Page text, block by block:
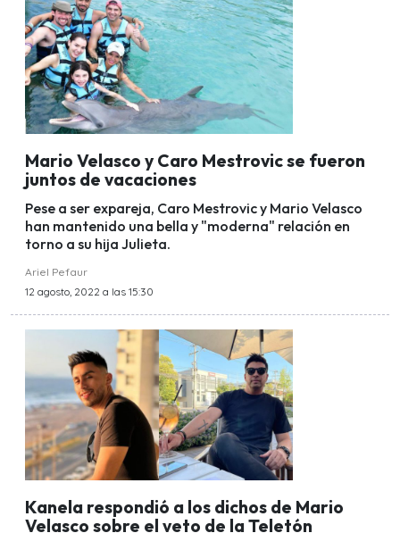
Mario Velasco y Caro Mestrovic se fueron
juntos de vacaciones
Pese a ser expareja, Caro Mestrovic y Mario Velasco
han mantenido una bella y "moderna" relación en
torno a su hija Julieta.
Ariel Pefaur
12 agosto, 2022 a las 15:30
Kanela respondió a los dichos de Mario
Velasco sobre el veto de la Teletón